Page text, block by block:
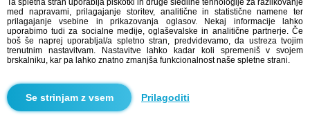
On išče njo: Moški, 35 - Česko
On išče njo: Moški, 35 - Jihočeský kraj
On išče njo: Moški, 35 - Bečice
Zmenkovati Česko
Zmenkovati Jihočeský kraj
Zmenkovati Bečice
Blindr aplikacije
Ta spletna stran uporablja piškotki in druge sledilne tehnologije za razlikovanje
med napravami, prilagajanje storitev, analitične in statistične namene ter
prilagajanje vsebine in prikazovanja oglasov. Nekaj informacije lahko
uporabimo tudi za socialne medije, oglaševalske in analitične partnerje. Če
boš še naprej uporabljal/a spletno stran, predvidevamo, da ustreza tvojim
trenutnim nastavitvam. Nastavitve lahko kadar koli spremeniš v svojem
brskalniku, kar pa lahko znatno zmanjša funkcionalnost naše spletne strani.
Prilagoditi